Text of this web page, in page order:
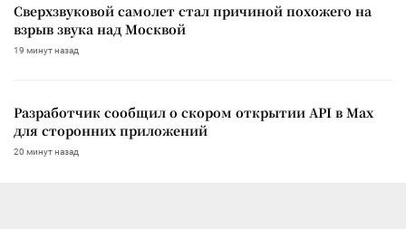
Сверхзвуковой самолет стал причиной похожего на
взрыв звука над Москвой
19 минут назад
Разработчик сообщил о скором открытии API в Max
для сторонних приложений
20 минут назад